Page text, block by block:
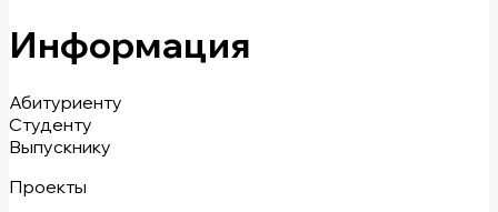
Информация
Абитуриенту
Студенту
Выпускнику
Проекты